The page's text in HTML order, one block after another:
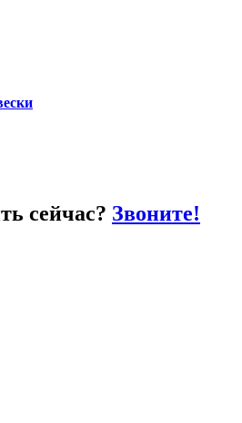
сейчас? Звоните!